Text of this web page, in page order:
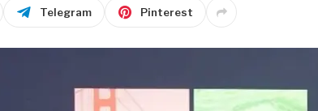
Telegram Pinterest